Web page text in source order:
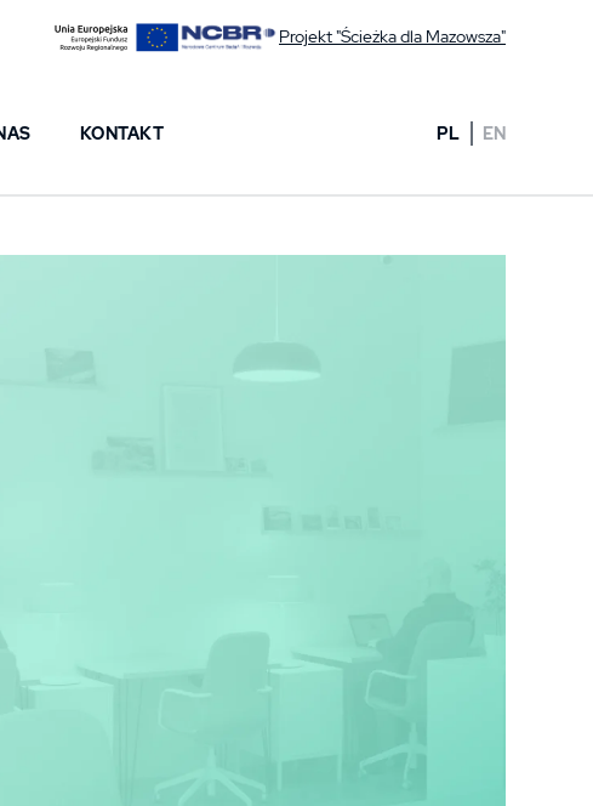
Projekt "Ścieżka dla Mazowsza"
KONTAKT PL EN